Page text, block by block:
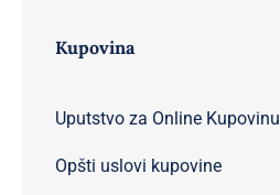
Kupovina
Uputstvo za Online Kupovinu
Opšti uslovi kupovine